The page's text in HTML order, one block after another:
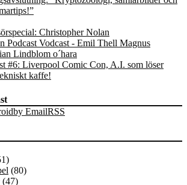
Christopher Nolan
#6: Liverpool Comic Con, A.I. som löser
kaffe!
by EmailRSS
(80)
(47)